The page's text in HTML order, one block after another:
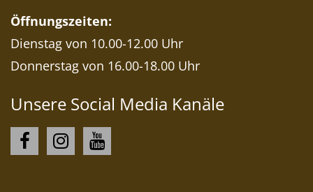
Öffnungszeiten:
Dienstag von 10.00-12.00 Uhr
Donnerstag von 16.00-18.00 Uhr
Unsere Social Media Kanäle